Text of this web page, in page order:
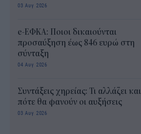
03 Αυγ 2026
e-ΕΦΚΑ: Ποιοι δικαιούνται
προσαύξηση έως 846 ευρώ στη
σύνταξη
04 Αυγ 2026
Συντάξεις χηρείας: Τι αλλάζει και
πότε θα φανούν οι αυξήσεις
03 Αυγ 2026